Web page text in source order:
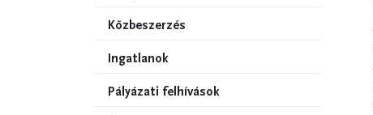
Közbeszerzés
Ingatlanok
Pályázati felhívások